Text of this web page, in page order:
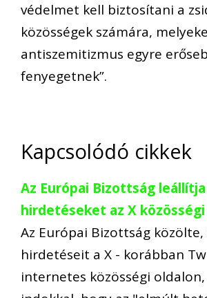
védelmet kell biztosítani a
közösségek számára,
antiszemitizmus egyre
fenyegetnek”.
Kapcsolódó cikkek
Az Európai Bizottság
hirdetéseket az X
Az Európai Bizottság
hirdetéseit a X - korábban
internetes közösségi oldalon,